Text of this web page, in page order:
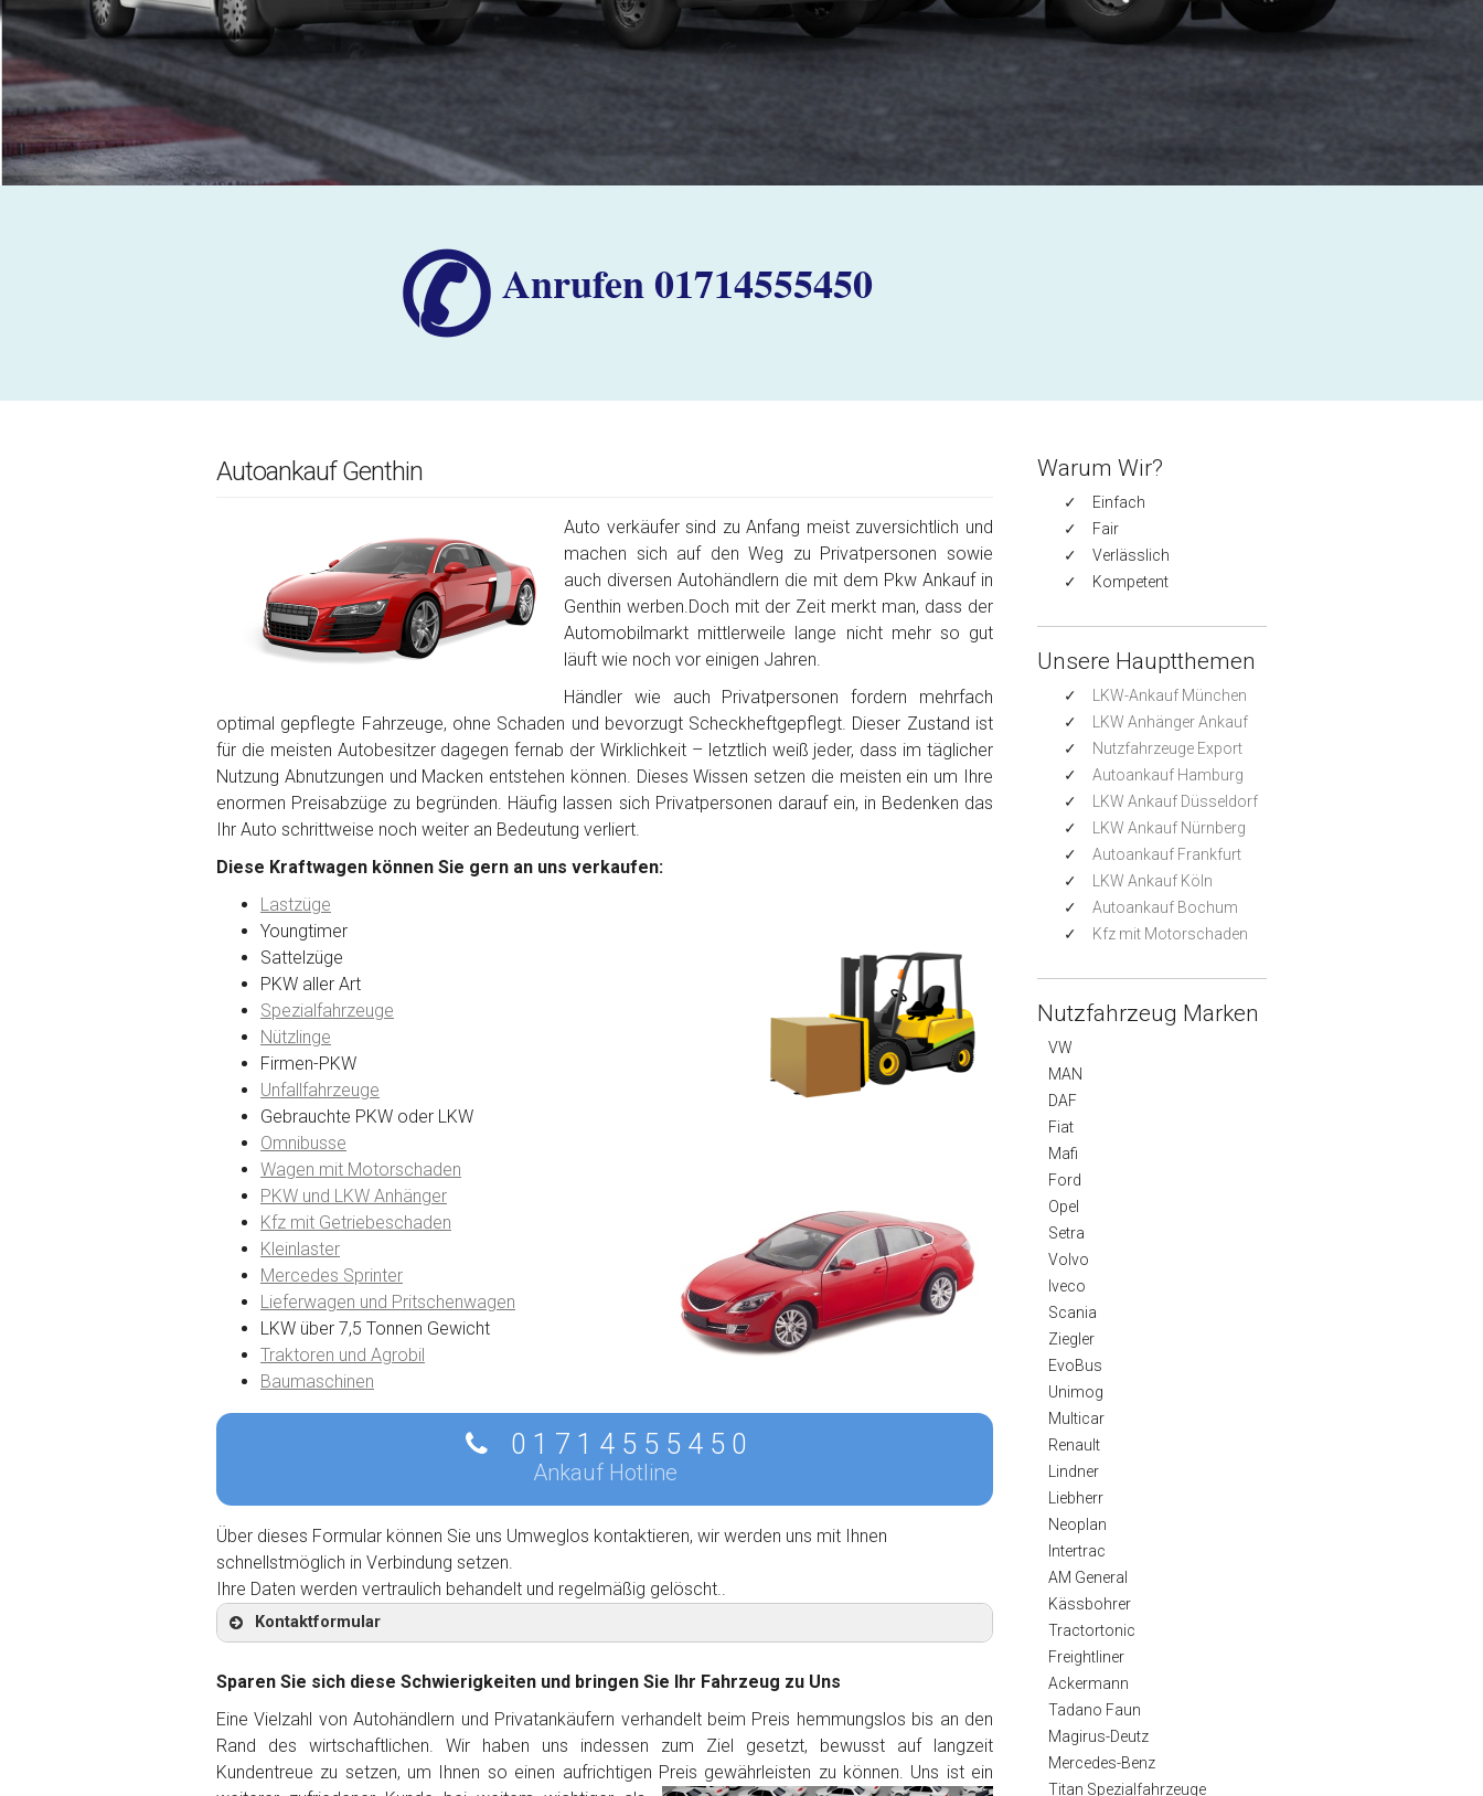
✆Anrufen 01714555450
Autoankauf Genthin
Auto verkäufer sind zu Anfang meist zuversichtlich und
machen sich auf den Weg zu Privatpersonen sowie
auch diversen Autohändlern die mit dem Pkw Ankauf in
Genthin werben.Doch mit der Zeit merkt man, dass der
Automobilmarkt mittlerweile lange nicht mehr so gut
läuft wie noch vor einigen Jahren.
Händler wie auch Privatpersonen fordern mehrfach
optimal gepflegte Fahrzeuge, ohne Schaden und bevorzugt Scheckheftgepflegt. Dieser Zustand ist
für die meisten Autobesitzer dagegen fernab der Wirklichkeit – letztlich weiß jeder, dass im täglicher
Nutzung Abnutzungen und Macken entstehen können. Dieses Wissen setzen die meisten ein um Ihre
enormen Preisabzüge zu begründen. Häufig lassen sich Privatpersonen darauf ein, in Bedenken das
Ihr Auto schrittweise noch weiter an Bedeutung verliert.
Diese Kraftwagen können Sie gern an uns verkaufen:
Lastzüge
Youngtimer
Sattelzüge
PKW aller Art
Spezialfahrzeuge
Nützlinge
Firmen-PKW
Unfallfahrzeuge
Gebrauchte PKW oder LKW
Omnibusse
Wagen mit Motorschaden
PKW und LKW Anhänger
Kfz mit Getriebeschaden
Kleinlaster
Mercedes Sprinter
Lieferwagen und Pritschenwagen
LKW über 7,5 Tonnen Gewicht
Traktoren und Agrobil
Baumaschinen
0 1 7 1 4 5 5 5 4 5 0
Ankauf Hotline
Über dieses Formular können Sie uns Umweglos kontaktieren, wir werden uns mit Ihnen
schnellstmöglich in Verbindung setzen.
Ihre Daten werden vertraulich behandelt und regelmäßig gelöscht..
Kontaktformular
Kontaktformular
Sparen Sie sich diese Schwierigkeiten und bringen Sie Ihr Fahrzeug zu Uns
Eine Vielzahl von Autohändlern und Privatankäufern verhandelt beim Preis hemmungslos bis an den
Rand des wirtschaftlichen. Wir haben uns indessen zum Ziel gesetzt, bewusst auf langzeit
Kundentreue zu setzen, um Ihnen so einen aufrichtigen Preis gewährleisten zu können. Uns ist ein
Warum Wir?
Einfach
Fair
Verlässlich
Kompetent
Unsere Hauptthemen
LKW-Ankauf München
LKW Anhänger Ankauf
Nutzfahrzeuge Export
Autoankauf Hamburg
LKW Ankauf Düsseldorf
LKW Ankauf Nürnberg
Autoankauf Frankfurt
LKW Ankauf Köln
Autoankauf Bochum
Kfz mit Motorschaden
Nutzfahrzeug Marken
VW
MAN
DAF
Fiat
Mafi
Ford
Opel
Setra
Volvo
Iveco
Scania
Ziegler
EvoBus
Unimog
Multicar
Renault
Lindner
Liebherr
Neoplan
Intertrac
AM General
Kässbohrer
Tractortonic
Freightliner
Ackermann
Tadano Faun
Magirus-Deutz
Mercedes-Benz
Titan Spezialfahrzeuge